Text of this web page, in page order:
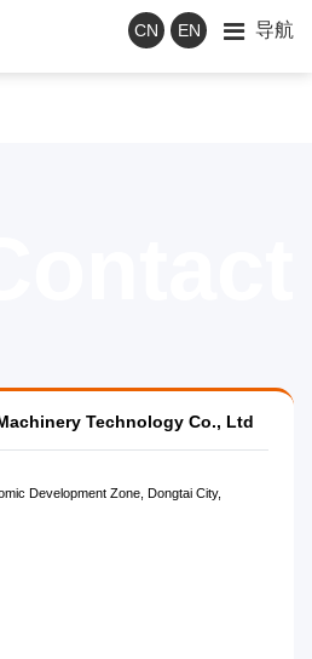
CN EN 导航
Technology Co., Ltd
Development Zone, Dongtai City,